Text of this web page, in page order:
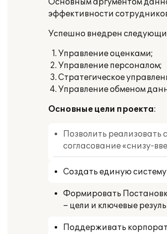
Основным аргументом
эффективности
Успешно внедрен
Управление оценками;
Управление персоналом;
Стратегическое
Управление обменом
Основные цели проекта:
Позволить реализовать
согласование «снизу-
Создать единую
Формировать
– цели и ключевые
Поддерживать